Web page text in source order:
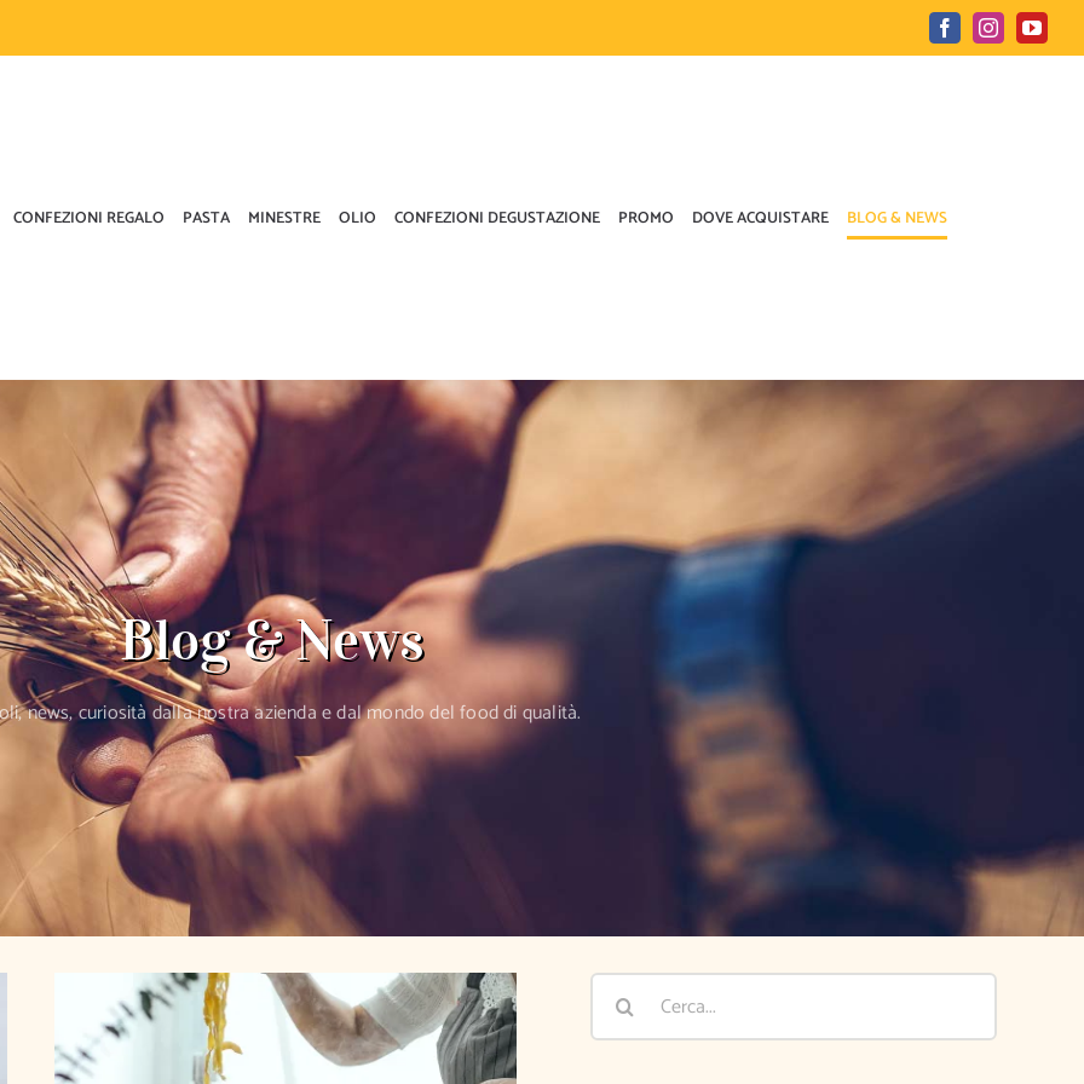
FacebookInstagram
CONFEZIONI REGALO PASTA MINESTRE OLIO CONFEZIONI DEGUSTAZIONE PROMO DOVE ACQUISTARE BLOG & NEWS
Blog & News
news, curiosità dalla nostra azienda e dal mondo del food di qualità.
Cerca